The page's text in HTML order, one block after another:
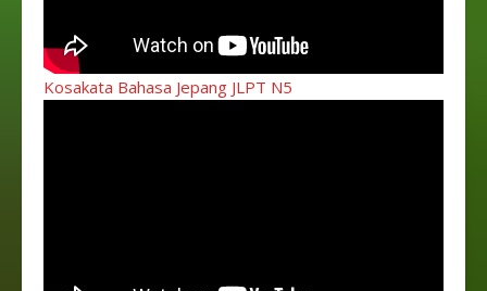
Kosakata Bahasa Jepang JLPT N5